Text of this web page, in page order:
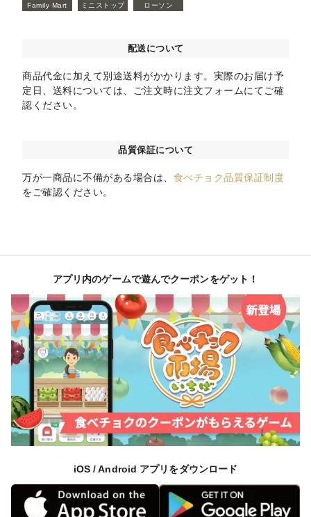
Family Mart ミニストップ ローソン
配送について
商品代金に加えて別途送料がかかります。実際のお届け予
定日、送料については、ご注文時に注文フォームにてご確
認ください。
品質保証について
万が一商品に不備がある場合は、 食べチョク品質保証制度
をご確認ください。
アプリ内のゲームで遊んでクーポンをゲット！
iOS / Android アプリをダウンロード